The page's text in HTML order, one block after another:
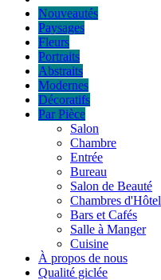
Nouveautés
Paysages
Fleurs
Portraits
Abstraits
Modernes
Décoratifs
Par Pièce
Salon
Chambre
Entrée
Bureau
Salon de Beauté
Chambres d'Hôtel
Bars et Cafés
Salle à Manger
Cuisine
À propos de nous
Qualité giclée